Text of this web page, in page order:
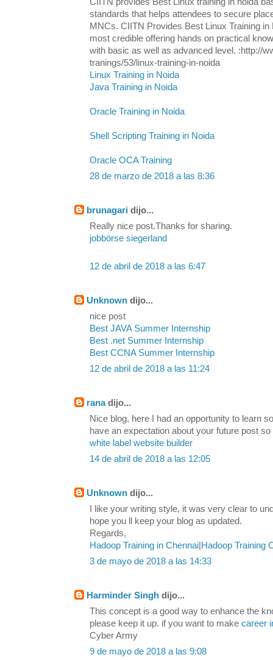
standards that helps attendees to secure
MNCs. CIITN Provides Best Linux Training
most credible offering hands on practical
with basic as well as advanced level. :http://
tranings/53/linux-training-in-noida
Linux Training in Noida
Java Training in Noida
Oracle Training in Noida
Shell Scripting Training in Noida
Oracle OCA Training
28 de marzo de 2018 a las 8:36
brunagari dijo...
Really nice post.Thanks for sharing.
jobbörse siegerland
12 de abril de 2018 a las 6:47
Unknown dijo...
nice post
Best JAVA Summer Internship
Best .net Summer Internship
Best CCNA Summer Internship
12 de abril de 2018 a las 11:24
ranadijo...
Nice blog, here I had an opportunity to learn
have an expectation about your future post
white label website builder
14 de abril de 2018 a las 12:05
Unknown dijo...
I like your writing style, it was very clear to
hope you ll keep your blog as updated.
Regards,
Hadoop Training in Chennai Hadoop Training
3 de mayo de 2018 a las 14:33
Harminder Singh dijo...
This concept is a good way to enhance the
please keep it up. if you want to make career
Cyber Army
9 de mayo de 2018 a las 9:08